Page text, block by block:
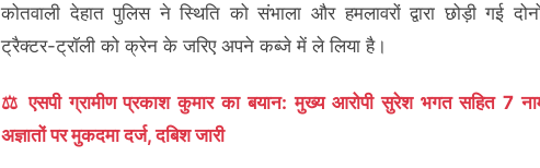
कोतवाली देहात पुलिस ने स्थिति को संभाला और हमलावरों द्वारा छोड़ी गई
ट्रैक्टर-ट्रॉली को क्रेन के जरिए अपने कब्जे में ले लिया है।
⚖️ एसपी ग्रामीण प्रकाश कुमार का बयान: मुख्य आरोपी सुरेश भगत सहित 7
अज्ञातों पर मुकदमा दर्ज, दबिश जारी